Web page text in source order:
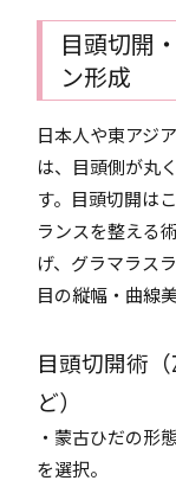
目頭切開
ン形成
日本人や東アジ
は、目頭側が丸
す。目頭切開は
ランスを整える
げ、グラマラス
目の縦幅・曲線
目頭切開術
ど）
・蒙古ひだの形
を選択。